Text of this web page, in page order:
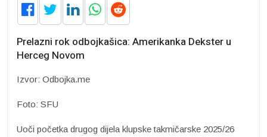
Prelazni rok odbojkašica: Amerikanka Dekster u
Herceg Novom
Izvor: Odbojka.me
Foto: SFU
Uoči početka drugog dijela klupske takmičarske 2025/26